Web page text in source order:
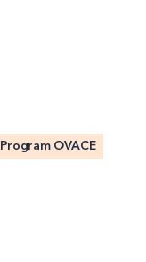
Program OVACE